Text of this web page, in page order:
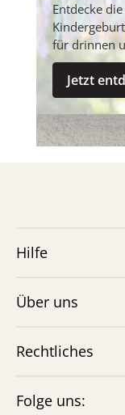
Entdecke
für drinnen
Jetzt
Rezept
Entdecke
Jetzt
Hilfe
Über uns
Rechtliches
Folge uns: